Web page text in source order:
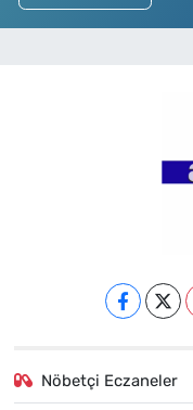
Nöbetçi Eczaneler